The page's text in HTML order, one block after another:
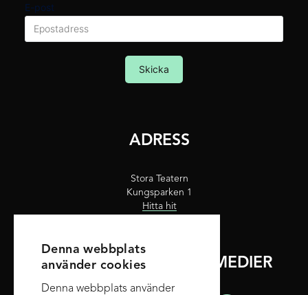
E-post
Skicka
ADRESS
Stora Teatern
Kungsparken 1
Hitta hit
FÖLJ OSS PÅ SOCIALA MEDIER
Denna webbplats
använder cookies
Denna webbplats använder